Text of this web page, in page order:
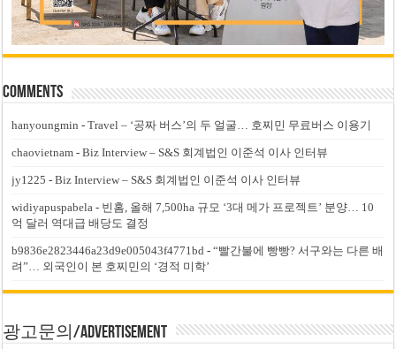
Comments
hanyoungmin -Travel – ‘공짜 버스’의 두 얼굴… 호찌민 무료버스 이용기
chaovietnam -Biz Interview – S&S 회계법인 이준석 이사 인터뷰
jy1225 -Biz Interview – S&S 회계법인 이준석 이사 인터뷰
widiyapuspabela - 빈홈, 올해 7,500ha 규모 ‘3대 메가 프로젝트’ 분양… 10
억 달러 역대급 배당도 결정
b9836e2823446a23d9e005043f4771bd -“빨간불에 빵빵? 서구와는 다른 배
려”… 외국인이 본 호찌민의 ‘경적 미학’
광고문의/Advertisement